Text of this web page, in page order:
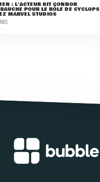
: L'ACTEUR KIT CONNOR
POUR LE RÔLE DE CYCLOPS
MARVEL STUDIOS